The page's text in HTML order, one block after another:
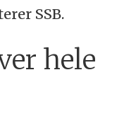
SSB.
hele